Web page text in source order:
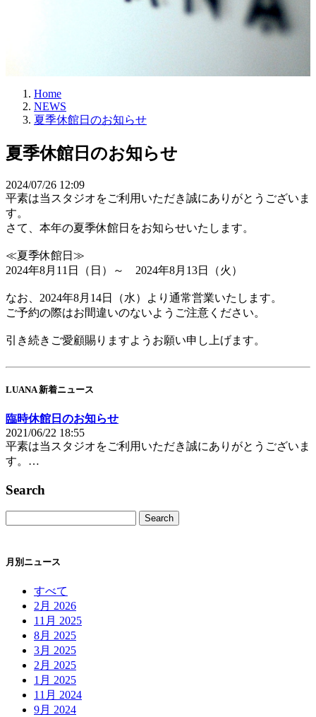
Home
NEWS
夏季休館日のお知らせ
夏季休館日のお知らせ
2024/07/26 12:09
平素は当スタジオをご利用いただき誠にありがとうございま
す。
さて、本年の夏季休館日をお知らせいたします。
≪夏季休館日≫
2024年8月11日（日）～ 2024年8月13日（火）
なお、2024年8月14日（水）より通常営業いたします。
ご予約の際はお間違いのないようご注意ください。
引き続きご愛顧賜りますようお願い申し上げます。
LUANA 新着ニュース
臨時休館日のお知らせ
2021/06/22 18:55
平素は当スタジオをご利用いただき誠にありがとうございま
す。…
Search
月別ニュース
すべて
2月 2026
11月 2025
8月 2025
3月 2025
2月 2025
1月 2025
11月 2024
9月 2024